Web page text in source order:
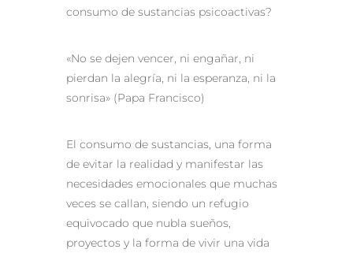
consumo de sustancias psicoactivas?
«No se dejen vencer, ni engañar, ni
pierdan la alegría, ni la esperanza, ni la
sonrisa» (Papa Francisco)
El consumo de sustancias, una forma
de evitar la realidad y manifestar las
necesidades emocionales que muchas
veces se callan, siendo un refugio
equivocado que nubla sueños,
proyectos y la forma de vivir una vida